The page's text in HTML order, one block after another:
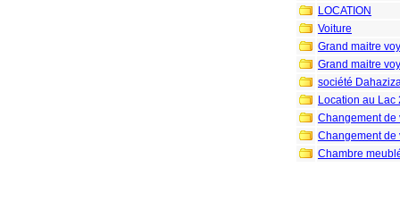
LOCATION
Voiture
Grand maitre
Grand maitre
société
Location au Lac
Changement de
Changement de
Chambre